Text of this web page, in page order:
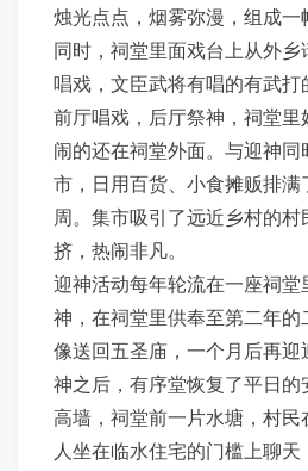
烛光点点，烟雾弥漫，组成
同时，祠堂里面戏台上从外
唱戏，文臣武将有唱的有武打
前厅唱戏，后厅祭神，祠堂
闹的还在祠堂外面。与迎神
市，日用百货、小食摊贩排
周。集市吸引了远近乡村的
挤，热闹非凡。
迎神活动每年轮流在一座祠堂
神，在祠堂里供奉至第二年
像送回五圣庙，一个月后再迎
神之后，有序堂恢复了平日
高墙，祠堂前一片水塘，村
人坐在临水住宅的门槛上聊